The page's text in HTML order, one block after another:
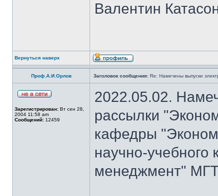
Валентин
Вернуться наверх
Проф.А.И.Орлов Заголовок сообщения: Re: Намечены выпуски
Зарегистрирован: Вт сен 28,
2004 11:58 am
Сообщений: 12459
2022.05.02.
рассылки
кафедры
научно-
менеджмент"